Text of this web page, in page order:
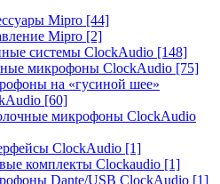
Mipro [44]
Mipro [2]
системы ClockAudio [148]
микрофоны ClockAudio [75]
на «гусиной шее»
[60]
микрофоны ClockAudio
ClockAudio [1]
комплекты Clockaudio [1]
Dante/USB ClockAudio [1]